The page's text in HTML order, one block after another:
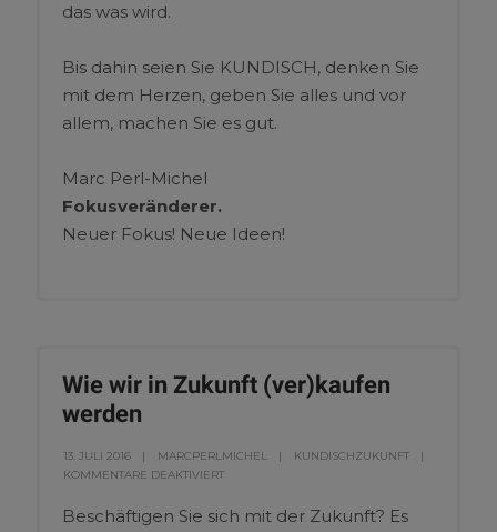
das was wird.
Bis dahin seien Sie KUNDISCH, denken Sie
mit dem Herzen, geben Sie alles und vor
allem, machen Sie es gut.
Marc Perl-Michel
Fokusveränderer.
Neuer Fokus! Neue Ideen!
Wie wir in Zukunft (ver)kaufen
werden
13. JULI 2016 MARCPERLMICHEL
KUNDISCHZUKUNFT
KOMMENTARE DEAKTIVIERT
Beschäftigen Sie sich mit der Zukunft? Es